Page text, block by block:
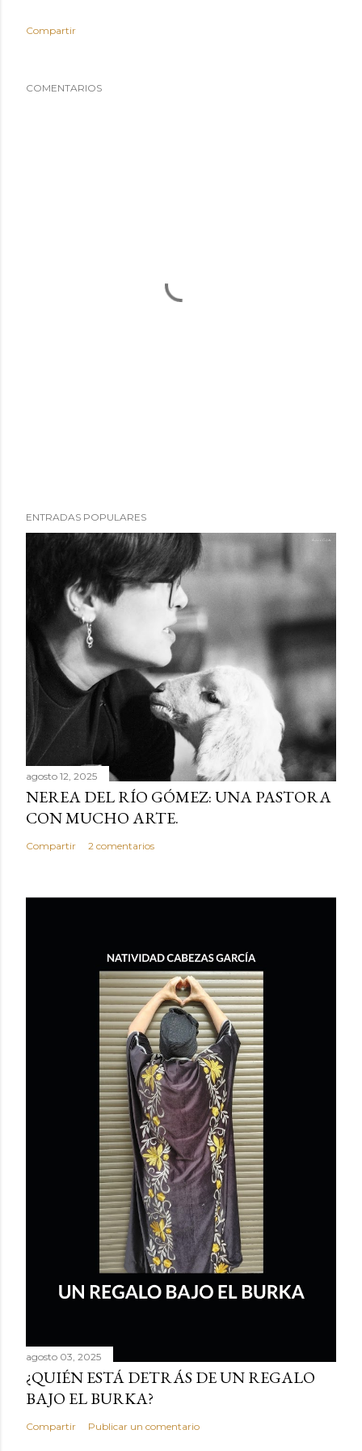
Compartir
COMENTARIOS
ENTRADAS POPULARES
agosto 12, 2025
NEREA DEL RÍO GÓMEZ: UNA PASTORA
CON MUCHO ARTE.
Compartir 2 comentarios
agosto 03, 2025
¿QUIÉN ESTÁ DETRÁS DE UN REGALO
BAJO EL BURKA?
Compartir Publicar un comentario